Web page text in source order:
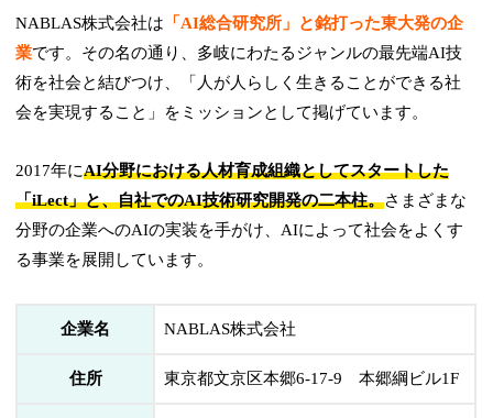
NABLAS株式会社は 「AI総合研究所」と銘打った東大発の企
業です。その名の通り、多岐にわたるジャンルの最先端AI技
術を社会と結びつけ、「人が人らしく生きることができる社
会を実現すること」をミッションとして掲げています。
2017年にAI分野における人材育成組織としてスタートした
「iLect」と、自社でのAI技術研究開発の二本柱。さまざまな
分野の企業へのAIの実装を手がけ、AIによって社会をよくす
る事業を展開しています。
企業名 NABLAS株式会社
住所 東京都文京区本郷6-17-9 本郷綱ビル1F